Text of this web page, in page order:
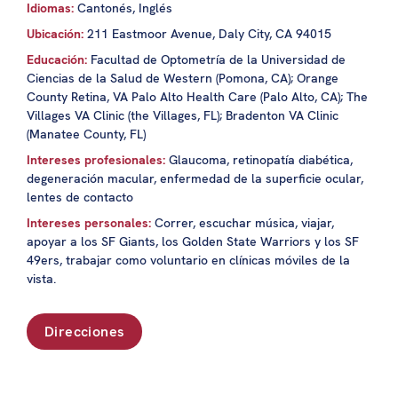
Idiomas: Cantonés, Inglés
Ubicación: 211 Eastmoor Avenue, Daly City, CA 94015
Educación: Facultad de Optometría de la Universidad de
Ciencias de la Salud de Western (Pomona, CA); Orange
County Retina, VA Palo Alto Health Care (Palo Alto, CA); The
Villages VA Clinic (the Villages, FL); Bradenton VA Clinic
(Manatee County, FL)
Intereses profesionales: Glaucoma, retinopatía diabética,
degeneración macular, enfermedad de la superficie ocular,
lentes de contacto
Intereses personales: Correr, escuchar música, viajar,
apoyar a los SF Giants, los Golden State Warriors y los SF
49ers, trabajar como voluntario en clínicas móviles de la
vista.
Direcciones